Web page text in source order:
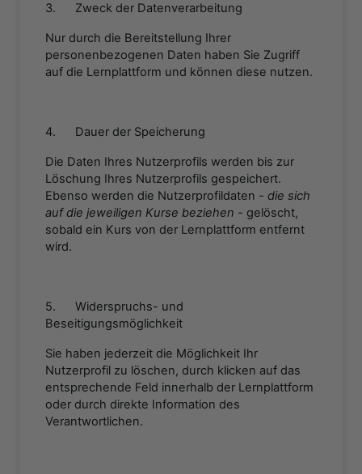
3. Zweck der Datenverarbeitung
Nur durch die Bereitstellung Ihrer
personenbezogenen Daten haben Sie Zugriff
auf die Lernplattform und können diese nutzen.
4. Dauer der Speicherung
Die Daten Ihres Nutzerprofils werden bis zur
Löschung Ihres Nutzerprofils gespeichert.
Ebenso werden die Nutzerprofildaten - die sich
auf die jeweiligen Kurse beziehen - gelöscht,
sobald ein Kurs von der Lernplattform entfernt
wird.
5. Widerspruchs- und
Beseitigungsmöglichkeit
Sie haben jederzeit die Möglichkeit Ihr
Nutzerprofil zu löschen, durch klicken auf das
entsprechende Feld innerhalb der Lernplattform
oder durch direkte Information des
Verantwortlichen.